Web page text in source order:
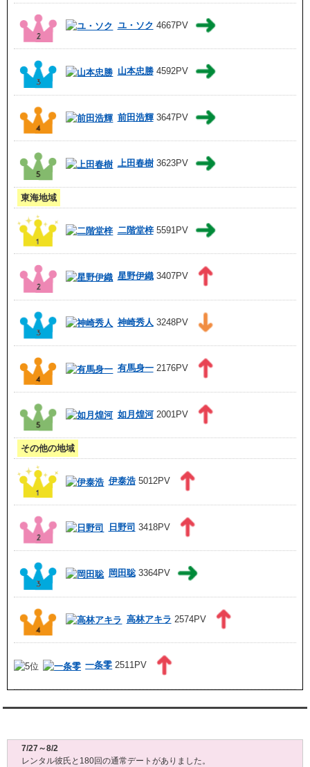
ユ・ソク 4667PV
山本忠勝4592PV
前田浩輝3647PV
上田春樹3623PV
東海地域
二階堂梓5591PV
星野伊織3407PV
神崎秀人 3248PV
有馬身一2176PV
如月煌河2001PV
その他の地域
伊泰浩5012PV
日野司 3418PV
岡田聡3364PV
高林アキラ 2574PV
一条零 2511PV
7/27～8/2
レンタル彼氏と180回の通常デートがありました。